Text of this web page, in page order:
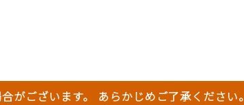
ございます。 あらかじめご了承ください。